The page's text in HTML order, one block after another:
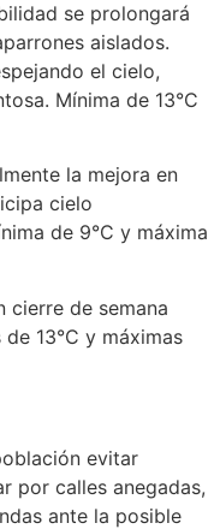
se prolongará
aislados.
el cielo,
Mínima de 13°C
la mejora en
cielo
de 9°C y máxima
cierre de semana
13°C y máximas
evitar
por calles anegadas,
ante la posible